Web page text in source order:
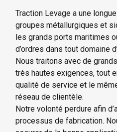
Traction Levage a une
groupes métallurgiques et
les grands ports maritimes
d’ordres dans tout domaine
Nous traitons avec de
très hautes exigences, tout
qualité de service et le
réseau de clientèle.
Notre volonté perdure afin
processus de fabrication.